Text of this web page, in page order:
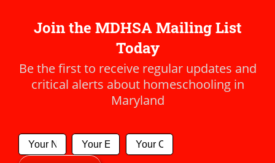
Join the MDHSA Mailing List
Today
Be the first to receive regular updates and
critical alerts about homeschooling in
Maryland